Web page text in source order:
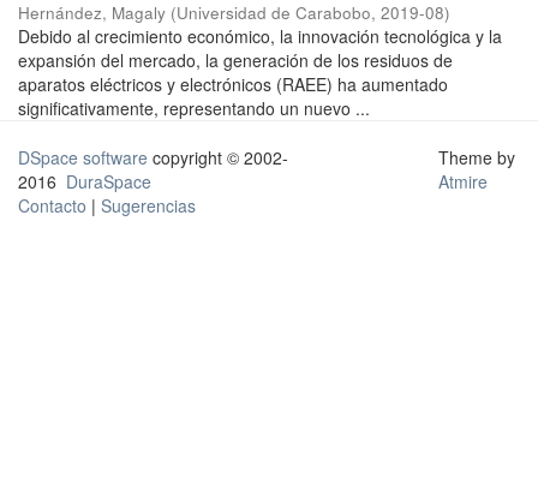
Hernández, Magaly (Universidad de Carabobo, 2019-08)
Debido al crecimiento económico, la innovación tecnológica y la
expansión del mercado, la generación de los residuos de
aparatos eléctricos y electrónicos (RAEE) ha aumentado
significativamente, representando un nuevo ...
DSpace software copyright © 2002-
2016 DuraSpace
Contacto | Sugerencias
Theme by
Atmire